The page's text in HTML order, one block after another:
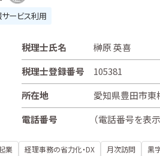
ービス利用
税理士氏名
榊原 英喜
税理士登録番号
105381
所在地
愛知県豊田市東
電話番号
（電話番号を表示
業 経理事務の省力化・DX 月次訪問 黒